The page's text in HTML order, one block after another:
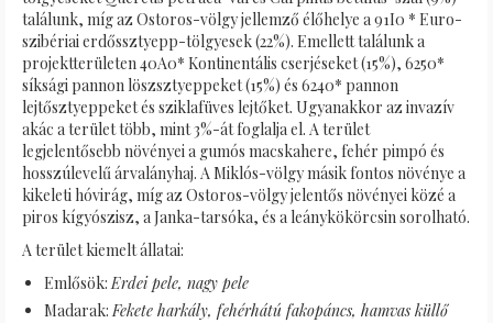
találunk, míg az Ostoros-völgy jellemző élőhelye a 91I0 * Euro-
szibériai erdőssztyepp-tölgyesek (22%). Emellett találunk a
projektterületen 40A0* Kontinentális cserjéseket (15%), 6250*
síksági pannon löszsztyeppeket (15%) és 6240* pannon
lejtősztyeppeket és sziklafüves lejtőket. Ugyanakkor az invazív
akác a terület több, mint 3%-át foglalja el. A terület
legjelentősebb növényei a gumós macskahere, fehér pimpó és
hosszúlevelű árvalányhaj. A Miklós-völgy másik fontos növénye a
kikeleti hóvirág, míg az Ostoros-völgy jelentős növényei közé a
piros kígyószisz, a Janka-tarsóka, és a leánykökörcsin sorolható.
A terület kiemelt állatai:
Emlősök: Erdei pele, nagy pele
Madarak: Fekete harkály, fehérhátú fakopáncs, hamvas küllő